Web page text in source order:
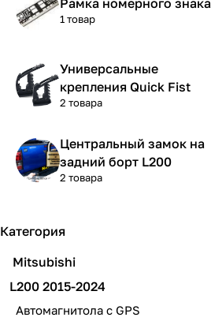
1 товар
Универсальные
крепления Quick Fist
2 товара
Центральный замок на
задний борт L200
2 товара
Категория
Mitsubishi
L200 2015-2024
Автомагнитола с GPS